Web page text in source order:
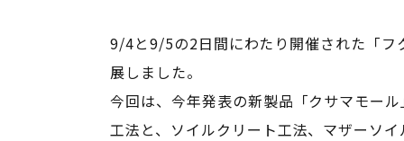
9/4と9/5の2日間にわたり開催された「フ
展しました。
今回は、今年発表の新製品「クサマモー
工法と、ソイルクリート工法、マザーソイ